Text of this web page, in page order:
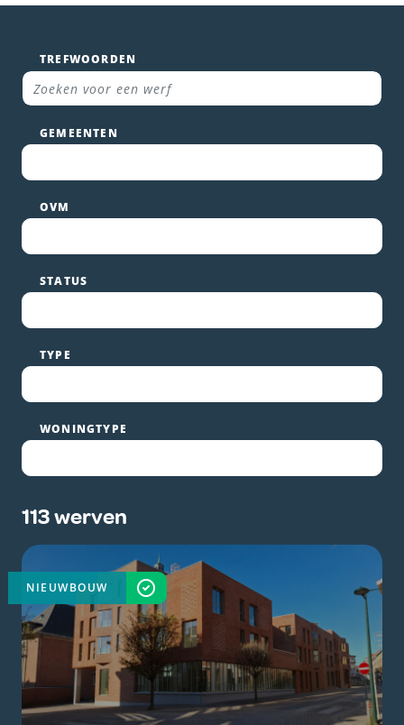
TREFWOORDEN
GEMEENTEN
OVM
STATUS
TYPE
WONINGTYPE
113 werven
NIEUWBOUW VOLTOOID